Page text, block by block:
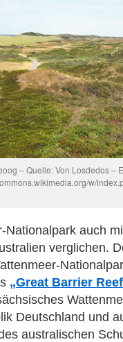
– Quelle: Von Losdedos –
w/
Nationalpark auch
verglichen.
„Great Barrier
Deutschland und
australischen